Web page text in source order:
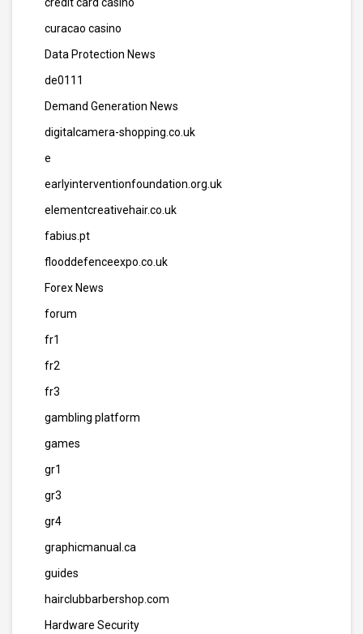
curacao casino
Data Protection News
de0111
Demand Generation News
digitalcamera-shopping.co.uk
e
earlyinterventionfoundation.org.uk
elementcreativehair.co.uk
fabius.pt
flooddefenceexpo.co.uk
Forex News
forum
fr1
fr2
fr3
gambling platform
games
gr1
gr3
gr4
graphicmanual.ca
guides
hairclubbarbershop.com
Hardware Security